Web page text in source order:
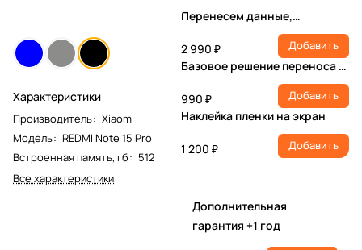
Характеристики
Производитель: Xiaomi
Модель: REDMI Note 15 Pro
Встроенная память, гб: 512
Все характеристики
Перенесем данные,
настроим учетную запись,
установим ПО
2 990 ₽ Добавить
Базовое решение переноса и
990 ₽
Добавить
Наклейка пленки на экран
1 200 ₽ Добавить
Дополнительная
гарантия +1 год